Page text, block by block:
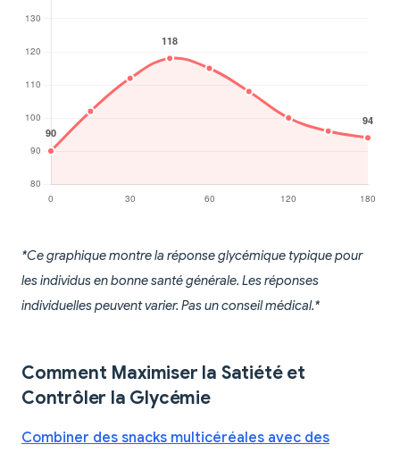
*Ce graphique montre la réponse glycémique typique pour
les individus en bonne santé générale. Les réponses
individuelles peuvent varier. Pas un conseil médical.*
Comment Maximiser la Satiété et
Contrôler la Glycémie
Combiner des snacks multicéréales avec des